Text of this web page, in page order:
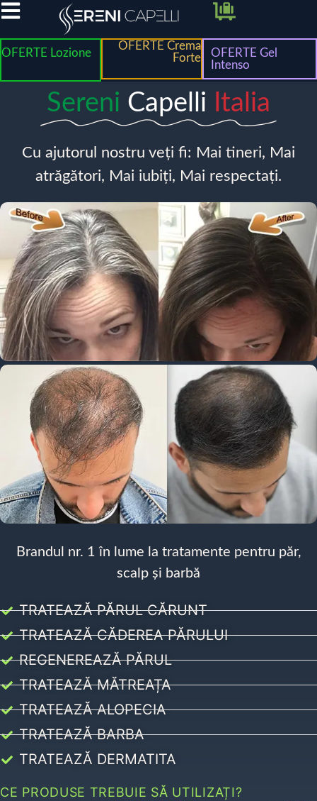
OFERTE Lozione
OFERTE Crema
Forte
OFERTE Gel
Intenso
Sereni Capelli Italia
Cu ajutorul nostru veți fi: Mai tineri, Mai
atrăgători, Mai iubiți, Mai respectați.
Brandul nr. 1 în lume la tratamente pentru păr,
scalp și barbă
TRATEAZĂ PĂRUL CĂRUNT
TRATEAZĂ CĂDEREA PĂRULUI
REGENEREAZĂ PĂRUL
TRATEAZĂ MĂTREAȚA
TRATEAZĂ ALOPECIA
TRATEAZĂ BARBA
TRATEAZĂ DERMATITA
CE PRODUSE TREBUIE SĂ UTILIZAȚI?